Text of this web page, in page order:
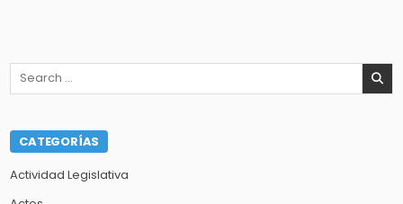
Search
CATEGORÍAS
Actividad Legislativa